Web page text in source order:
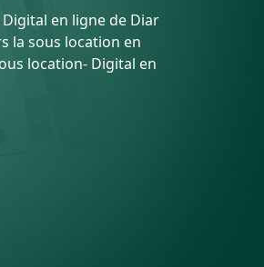
en ligne de Diar
la sous location en
location- Digital en